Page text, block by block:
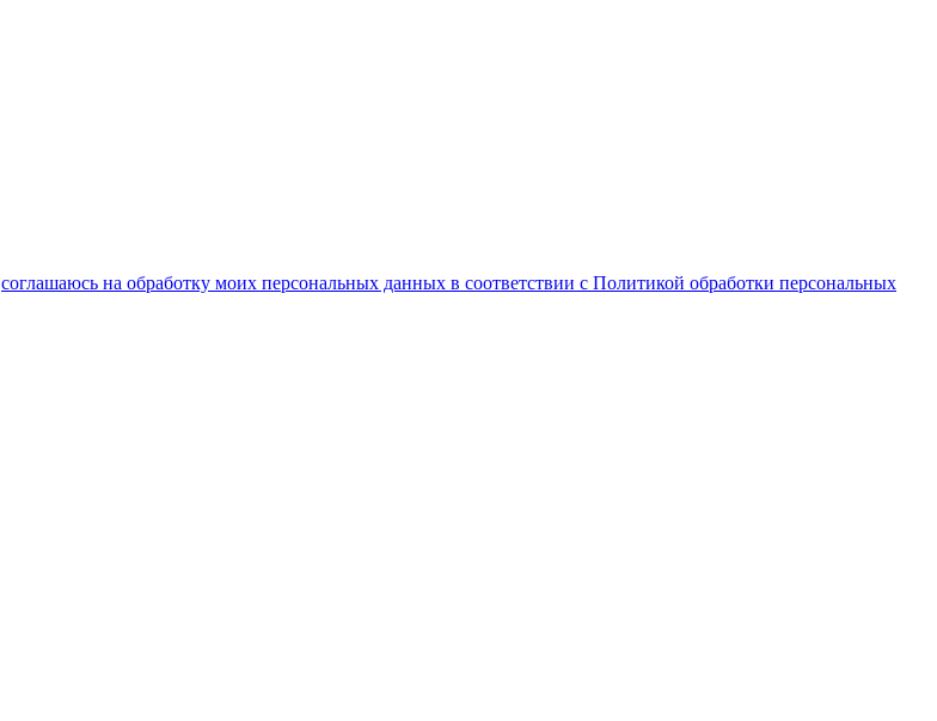
соглашаюсь на обработку моих персональных данных в соответствии с Политикой обработки персональных